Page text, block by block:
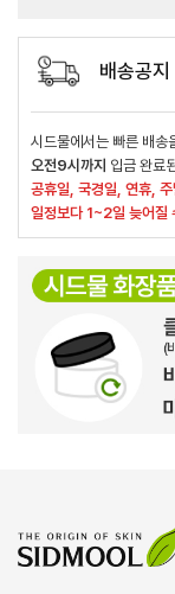
배송공지
시드물에서는 빠른 배송
오전9시까지 입금 완료
공휴일, 국경일, 연휴,
일정보다 1~2일 늦어질